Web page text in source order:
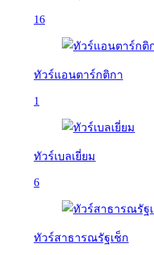
16
ทัวร์แอนตาร์กติกา
1
ทัวร์เบลเยี่ยม
6
ทัวร์สาธารณรัฐเช็ก